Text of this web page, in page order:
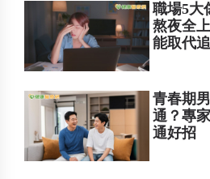
職場5大
熬夜全
能取代
青春期
通？專
通好招